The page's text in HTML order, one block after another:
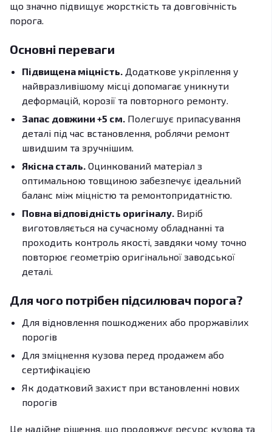
що значно підвищує жорсткість та довговічність
порога.
Основні переваги
Підвищена міцність. Додаткове укріплення у
найвразливішому місці допомагає уникнути
деформацій, корозії та повторного ремонту.
Запас довжини +5 см. Полегшує припасування
деталі під час встановлення, роблячи ремонт
швидшим та зручнішим.
Якісна сталь. Оцинкований матеріал з
оптимальною товщиною забезпечує ідеальний
баланс між міцністю та ремонтопридатністю.
Повна відповідність оригіналу. Виріб
виготовляється на сучасному обладнанні та
проходить контроль якості, завдяки чому точно
повторює геометрію оригінальної заводської
деталі.
Для чого потрібен підсилювач порога?
Для відновлення пошкоджених або проржавілих
порогів
Для зміцнення кузова перед продажем або
сертифікацією
Як додатковий захист при встановленні нових
порогів
Це надійне рішення, що продовжує ресурс кузова та